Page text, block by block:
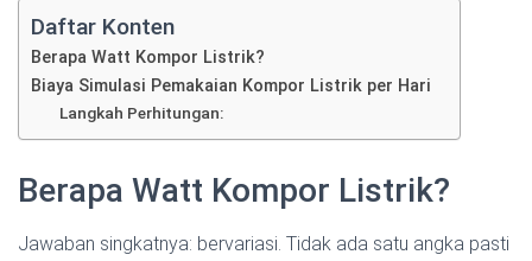
Daftar Konten
Berapa Watt Kompor Listrik?
Biaya Simulasi Pemakaian Kompor Listrik per Hari
Langkah Perhitungan:
Berapa Watt Kompor Listrik?
Jawaban singkatnya: bervariasi. Tidak ada satu angka pasti